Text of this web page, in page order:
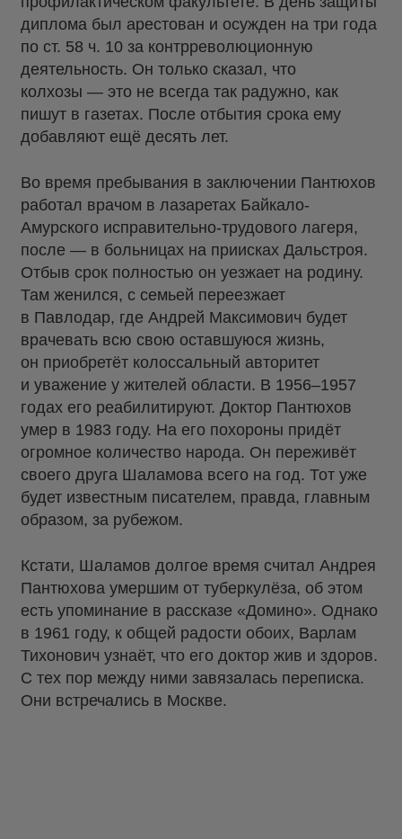
диплома был арестован и осужден на три года
по ст. 58 ч. 10 за контрреволюционную
деятельность. Он только сказал, что
колхозы — это не всегда так радужно, как
пишут в газетах. После отбытия срока ему
добавляют ещё десять лет.
Во время пребывания в заключении Пантюхов
работал врачом в лазаретах Байкало-
Амурского исправительно-трудового лагеря,
после — в больницах на приисках Дальстроя.
Отбыв срок полностью он уезжает на родину.
Там женился, с семьей переезжает
в Павлодар, где Андрей Максимович будет
врачевать всю свою оставшуюся жизнь,
он приобретёт колоссальный авторитет
и уважение у жителей области. В 1956–1957
годах его реабилитируют. Доктор Пантюхов
умер в 1983 году. На его похороны придёт
огромное количество народа. Он переживёт
своего друга Шаламова всего на год. Тот уже
будет известным писателем, правда, главным
образом, за рубежом.
Кстати, Шаламов долгое время считал Андрея
Пантюхова умершим от туберкулёза, об этом
есть упоминание в рассказе «Домино». Однако
в 1961 году, к общей радости обоих, Варлам
Тихонович узнаёт, что его доктор жив и здоров.
С тех пор между ними завязалась переписка.
Они встречались в Москве.